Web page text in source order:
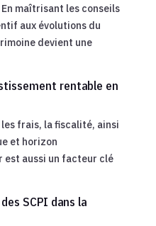
maîtrisant les conseils
aux évolutions du
devient une
rentable en
frais, la fiscalité, ainsi
et horizon
est aussi un facteur clé
SCPI dans la